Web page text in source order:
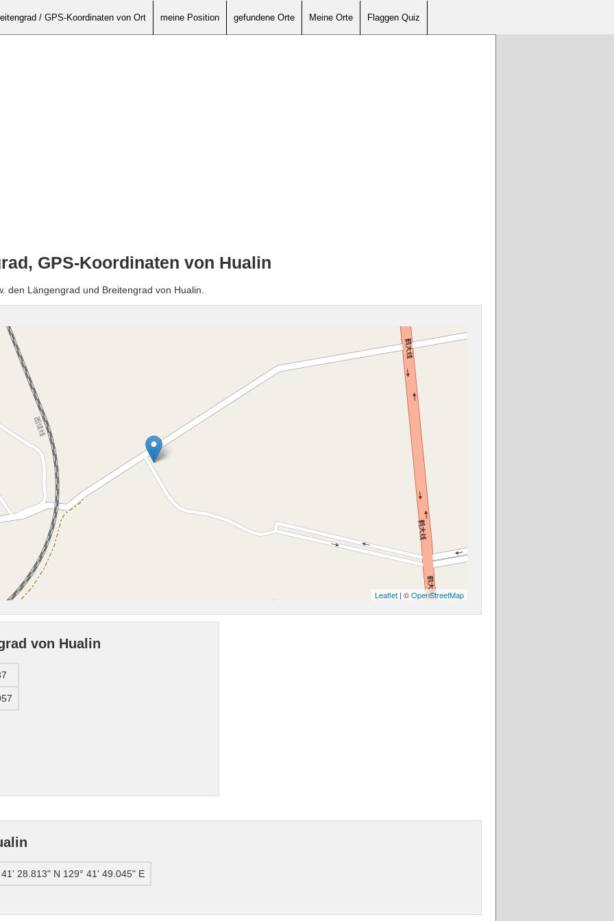
/ GPS-Koordinaten von Ort meine Position gefundene Orte Meine Orte Flaggen Quiz
GPS-Koordinaten von Hualin
den Längengrad und Breitengrad von Hualin.
Leaflet | ©OpenStreetMap
von Hualin
41' 28.813" N 129° 41' 49.045" E